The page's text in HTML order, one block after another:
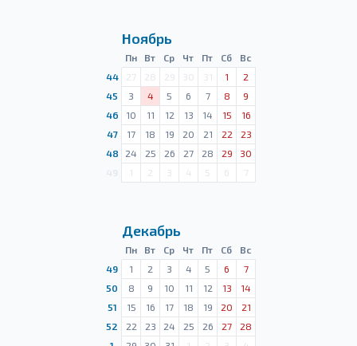
Ноябрь
Пн Вт Ср Чт Пт Сб
Вс
44
27 28 29 30 31 1
2
45
3 4 5 6 7 8
9
46
10 11 12 13 14 15
16
47
17 18 19 20 21 22
23
48
24 25 26 27 28 29
30
1 2 3 4 5 6 7
Декабрь
Пн Вт Ср Чт Пт Сб
Вс
49
1 2 3 4 5 6
7
50
8 9 10 11 12 13
14
51
15 16 17 18 19 20
21
52
22 23 24 25 26 27
28